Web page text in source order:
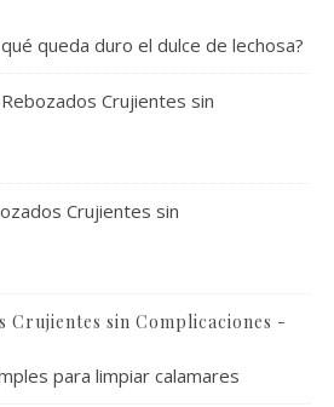
queda duro el dulce de lechosa?
Crujientes sin
Crujientes sin
Crujientes sin Complicaciones -
para limpiar calamares